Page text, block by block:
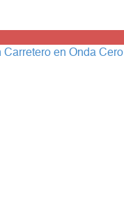
Carretero en Onda Cero